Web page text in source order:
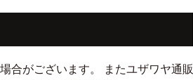
合がございます。 またユザワヤ通販